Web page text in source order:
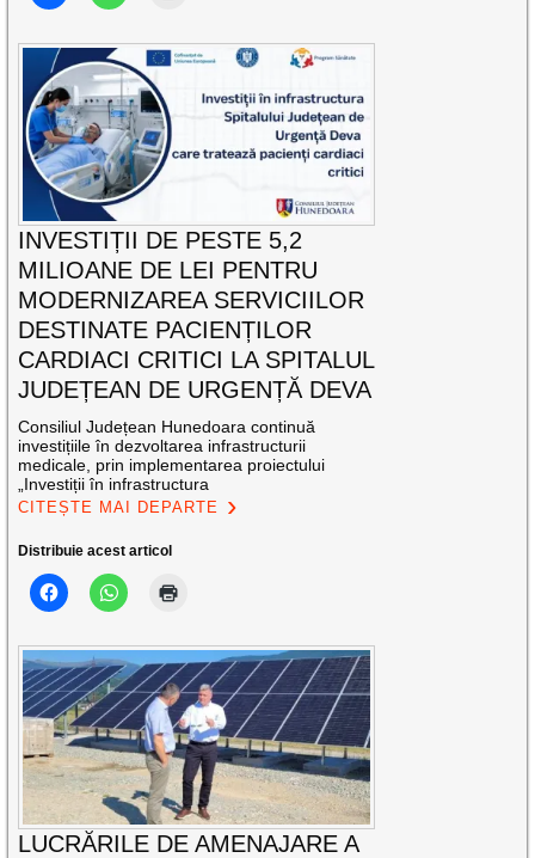
INVESTIȚII DE PESTE 5,2
MILIOANE DE LEI PENTRU
MODERNIZAREA SERVICIILOR
DESTINATE PACIENȚILOR
CARDIACI CRITICI LA SPITALUL
JUDEȚEAN DE URGENȚĂ DEVA
Consiliul Județean Hunedoara continuă
investițiile în dezvoltarea infrastructurii
medicale, prin implementarea proiectului
„Investiții în infrastructura
CITEȘTE MAI DEPARTE
Distribuie acest articol
LUCRĂRILE DE AMENAJARE A